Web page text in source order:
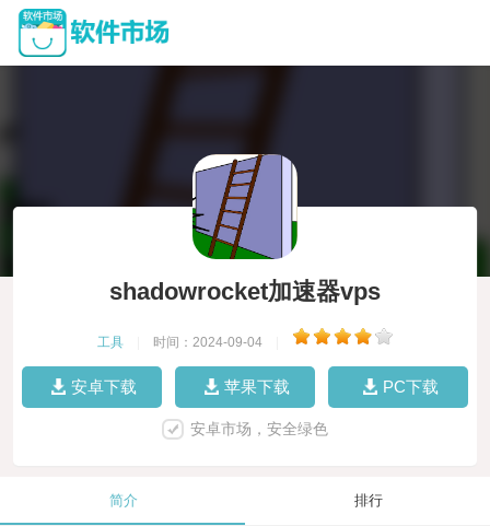
shadowrocket加速器vps
工具 时间：2024-09-04
安卓下载 苹果下载 PC下载
安卓市场，安全绿色
简介 排行